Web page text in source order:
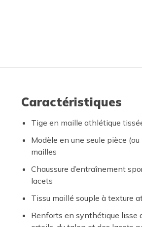
Caractéristiques
Tige en maille athlétique
Modèle en une seule pièce
mailles
Chaussure d’entraînement
lacets
Tissu maillé souple à texture
Renforts en synthétique lisse